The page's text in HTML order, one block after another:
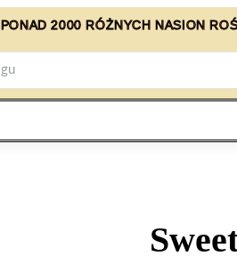
PONAD 2000 RÓŻNYCH NASION